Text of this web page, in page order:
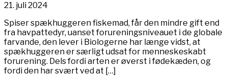
21. juli 2024
Spiser spækhuggeren fiskemad, får den mindre gift end
fra havpattedyr, uanset forureningsniveauet i de globale
farvande, den lever i Biologerne har længe vidst, at
spækhuggeren er særligt udsat for menneskeskabt
forurening. Dels fordi arten er øverst i fødekæden, og
fordi den har svært ved at […]